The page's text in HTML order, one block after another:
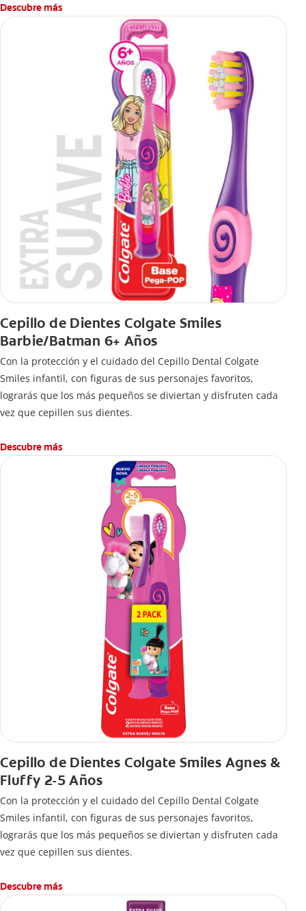
Descubre más
Cepillo de Dientes Colgate Smiles
Barbie/Batman 6+ Años
Con la protección y el cuidado del Cepillo Dental Colgate
Smiles infantil, con figuras de sus personajes favoritos,
lograrás que los más pequeños se diviertan y disfruten cada
vez que cepillen sus dientes.
Descubre más
Cepillo de Dientes Colgate Smiles Agnes &
Fluffy 2-5 Años
Con la protección y el cuidado del Cepillo Dental Colgate
Smiles infantil, con figuras de sus personajes favoritos,
lograrás que los más pequeños se diviertan y disfruten cada
vez que cepillen sus dientes.
Descubre más